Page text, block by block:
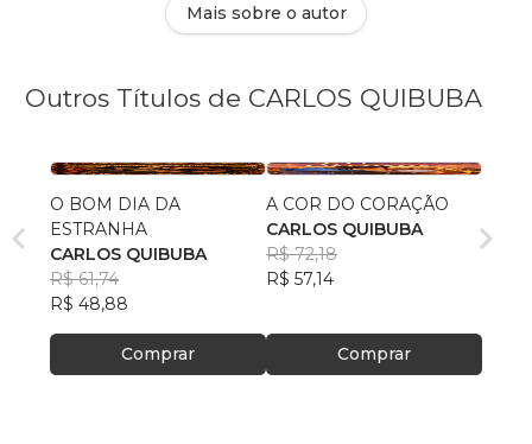
Mais sobre o autor
Outros Títulos de CARLOS QUIBUBA
O BOM DIA DA
ESTRANHA
CARLOS QUIBUBA
R$ 61,74
R$ 48,88
Comprar
A COR DO CORAÇÃO
CARLOS QUIBUBA
R$ 72,18
R$ 57,14
Comprar